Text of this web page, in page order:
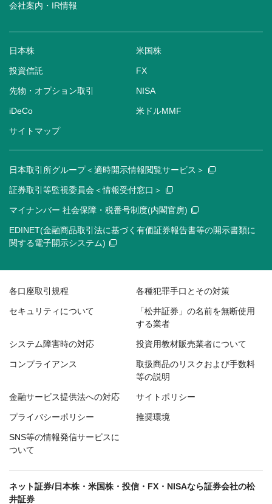
会社案内・IR情報
日本株 米国株
投資信託 FX
先物・オプション取引 NISA
iDeCo 米ドルMMF
サイトマップ
日本取引所グループ＜適時開示情報閲覧サービス＞
証券取引等監視委員会＜情報受付窓口＞
マイナンバー 社会保障・税番号制度(内閣官房)
EDINET(金融商品取引法に基づく有価証券報告書等の開示書類に
関する電子開示システム)
各口座取引規程 各種犯罪手口とその対策
セキュリティについて
「松井証券」の名前を無断使用
する業者
システム障害時の対応 投資用教材販売業者について
コンプライアンス
取扱商品のリスクおよび手数料
等の説明
金融サービス提供法への対応 サイトポリシー
プライバシーポリシー 推奨環境
SNS等の情報発信サービスに
ついて
ネット証券/日本株・米国株・投信・FX・NISAなら証券会社の松
井証券